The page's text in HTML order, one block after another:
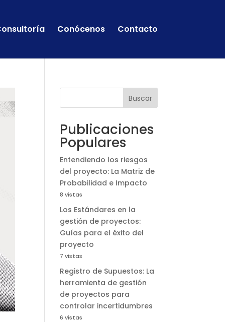
Conócenos Contacto
Buscar
Publicaciones
Populares
Entendiendo los riesgos
del proyecto: La Matriz de
Probabilidad e Impacto
8 vistas
Los Estándares en la
gestión de proyectos:
Guías para el éxito del
proyecto
7 vistas
Registro de Supuestos: La
herramienta de gestión
de proyectos para
controlar incertidumbres
6 vistas